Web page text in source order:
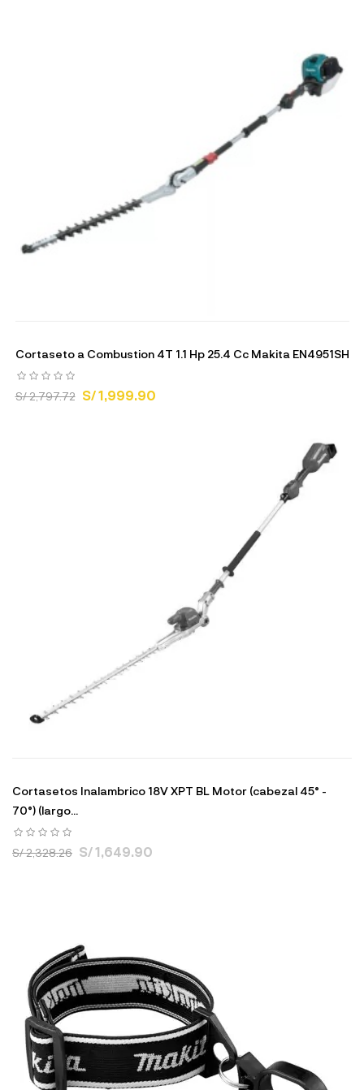
Cortaseto a Combustion 4T 1.1 Hp 25.4 Cc Makita EN4951SH
S/ 2,797.72 S/ 1,999.90
Cortasetos Inalambrico 18V XPT BL Motor (cabezal 45° -
70°) (largo...
S/ 2,328.26 S/ 1,649.90